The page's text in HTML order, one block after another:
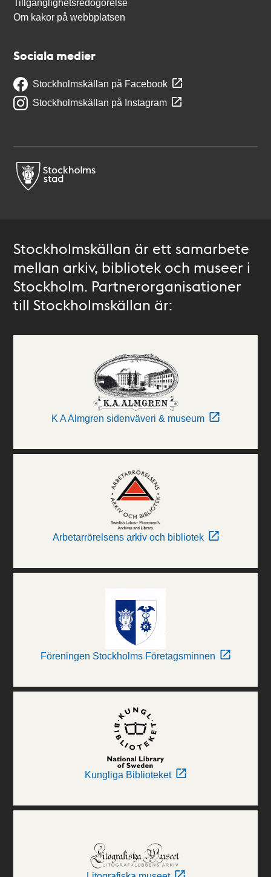
Tillgänglighetsredogörelse
Om kakor på webbplatsen
Sociala medier
Stockholmskällan på Facebook
Stockholmskällan på Instagram
Stockholmskällan är ett samarbete
mellan arkiv, bibliotek och museer i
Stockholm. Partnerorganisationer
till Stockholmskällan är:
K A Almgren sidenväveri & museum
Arbetarrörelsens arkiv och bibliotek
Föreningen Stockholms Företagsminnen
Kungliga Biblioteket